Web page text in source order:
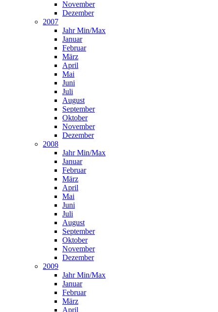
November
Dezember
2007
Jahr Min/Max
Januar
Februar
März
April
Mai
Juni
Juli
August
September
Oktober
November
Dezember
2008
Jahr Min/Max
Januar
Februar
März
April
Mai
Juni
Juli
August
September
Oktober
November
Dezember
2009
Jahr Min/Max
Januar
Februar
März
April